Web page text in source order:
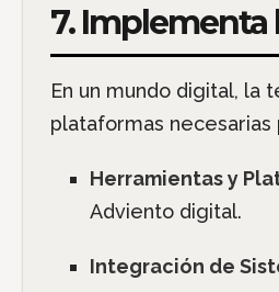
7. Implementa
En un mundo digital, la
plataformas
Herramientas y
Adviento digital.
Integración de